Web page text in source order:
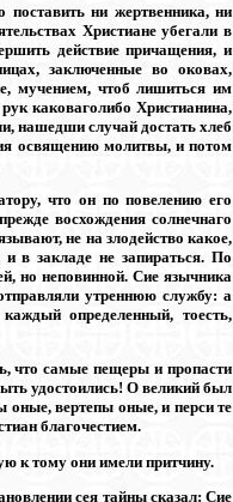
ни жертвенника, ни
Христиане убегали в
действие причащения, и
заключенные во оковах,
мучением, чтоб лишиться им
каковаголибо Христианина,
нашедши случай достать хлеб
освящению молитвы, и потом
что он по повелению его
восхождения солнечнаго
не на злодейство какое,
в закладе не запираться. По
но неповинной. Сие язычника
утреннюю службу: а
определенный, тоесть,
что самые пещеры и пропасти
удостоились! О великий был
оные, вертепы оные, и перси те
благочестием.
к тому они имели притчину.
сея тайны сказал: Сие